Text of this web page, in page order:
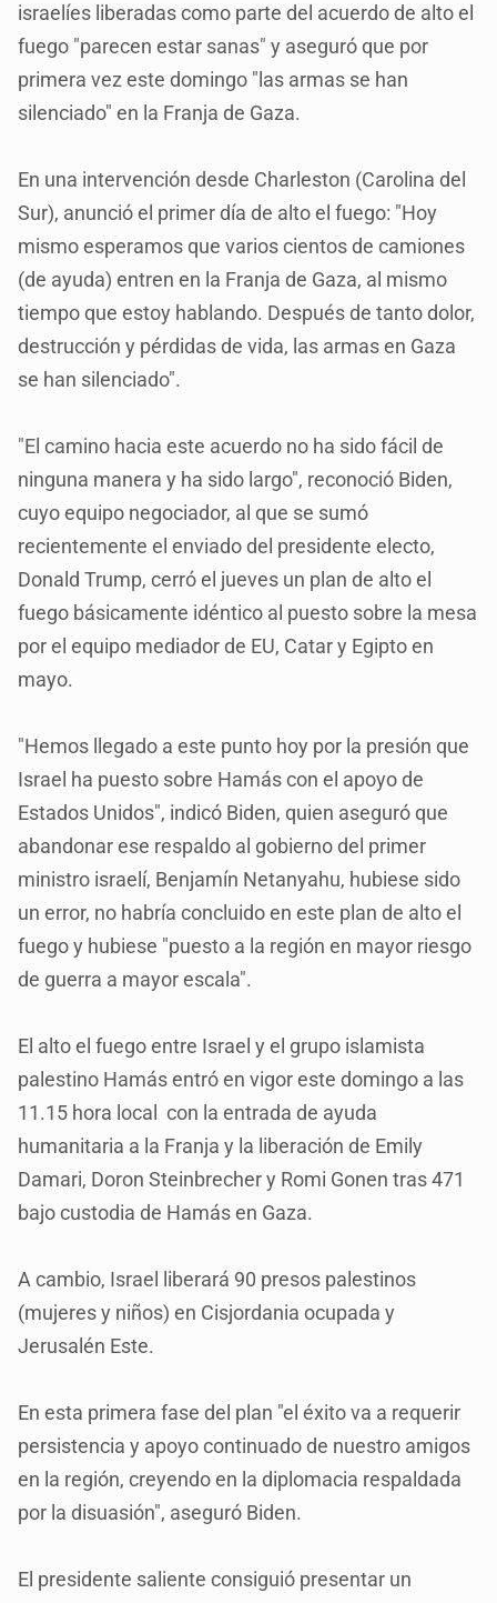
israelíes liberadas como parte del acuerdo de alto el
fuego "parecen estar sanas" y aseguró que por
primera vez este domingo "las armas se han
silenciado" en la Franja de Gaza.
En una intervención desde Charleston (Carolina del
Sur), anunció el primer día de alto el fuego: "Hoy
mismo esperamos que varios cientos de camiones
(de ayuda) entren en la Franja de Gaza, al mismo
tiempo que estoy hablando. Después de tanto dolor,
destrucción y pérdidas de vida, las armas en Gaza
se han silenciado".
"El camino hacia este acuerdo no ha sido fácil de
ninguna manera y ha sido largo", reconoció Biden,
cuyo equipo negociador, al que se sumó
recientemente el enviado del presidente electo,
Donald Trump, cerró el jueves un plan de alto el
fuego básicamente idéntico al puesto sobre la mesa
por el equipo mediador de EU, Catar y Egipto en
mayo.
"Hemos llegado a este punto hoy por la presión que
Israel ha puesto sobre Hamás con el apoyo de
Estados Unidos", indicó Biden, quien aseguró que
abandonar ese respaldo al gobierno del primer
ministro israelí, Benjamín Netanyahu, hubiese sido
un error, no habría concluido en este plan de alto el
fuego y hubiese "puesto a la región en mayor riesgo
de guerra a mayor escala".
El alto el fuego entre Israel y el grupo islamista
palestino Hamás entró en vigor este domingo a las
11.15 hora local con la entrada de ayuda
humanitaria a la Franja y la liberación de Emily
Damari, Doron Steinbrecher y Romi Gonen tras 471
bajo custodia de Hamás en Gaza.
A cambio, Israel liberará 90 presos palestinos
(mujeres y niños) en Cisjordania ocupada y
Jerusalén Este.
En esta primera fase del plan "el éxito va a requerir
persistencia y apoyo continuado de nuestro amigos
en la región, creyendo en la diplomacia respaldada
por la disuasión", aseguró Biden.
El presidente saliente consiguió presentar un